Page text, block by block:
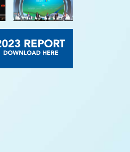
遊投資 – 從私募股權到
風險投資加速